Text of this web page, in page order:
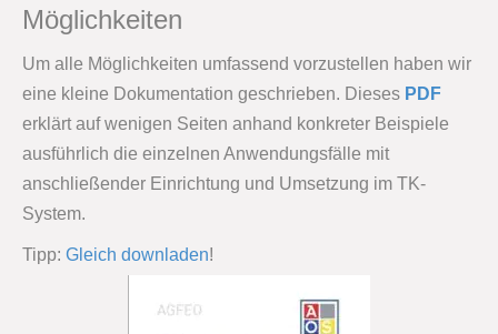
Möglichkeiten
Um alle Möglichkeiten umfassend vorzustellen haben wir
eine kleine Dokumentation geschrieben. Dieses PDF
erklärt auf wenigen Seiten anhand konkreter Beispiele
ausführlich die einzelnen Anwendungsfälle mit
anschließender Einrichtung und Umsetzung im TK-
System.
Tipp: Gleich downladen!